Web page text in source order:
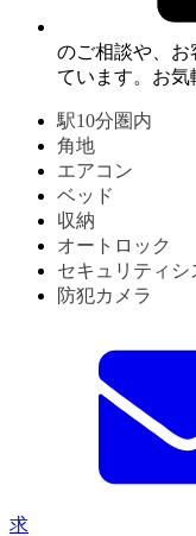
のご相談や、お
ています。お気
駅10分圏内
角地
エアコン
ベッド
収納
オートロック
セキュリティシ
防犯カメラ
求